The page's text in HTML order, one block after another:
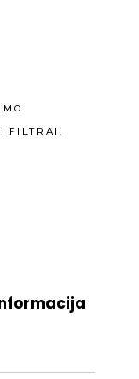
FILTRAI,